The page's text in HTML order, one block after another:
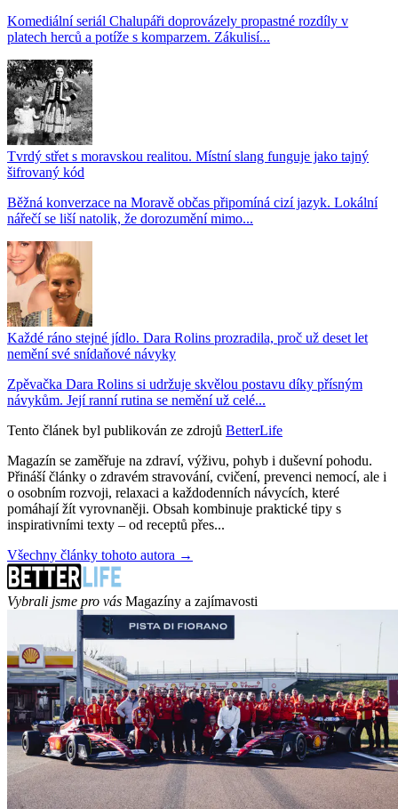
Komediální seriál Chalupáři doprovázely propastné rozdíly v
platech herců a potíže s komparzem. Zákulisí...
Tvrdý střet s moravskou realitou. Místní slang funguje jako tajný
šifrovaný kód
Běžná konverzace na Moravě občas připomíná cizí jazyk. Lokální
nářečí se liší natolik, že dorozumění mimo...
Každé ráno stejné jídlo. Dara Rolins prozradila, proč už deset let
nemění své snídaňové návyky
Zpěvačka Dara Rolins si udržuje skvělou postavu díky přísným
návykům. Její ranní rutina se nemění už celé...
Tento článek byl publikován ze zdrojů BetterLife
Magazín se zaměřuje na zdraví, výživu, pohyb i duševní pohodu.
Přináší články o zdravém stravování, cvičení, prevenci nemocí, ale i
o osobním rozvoji, relaxaci a každodenních návycích, které
pomáhají žít vyrovnaněji. Obsah kombinuje praktické tipy s
inspirativními texty – od receptů přes...
Všechny články tohoto autora →
Vybrali jsme pro vás Magazíny a zajímavosti